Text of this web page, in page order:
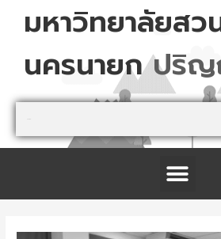
มหาวิทยาลัยส
นครนายก ปรญ